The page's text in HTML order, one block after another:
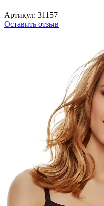
Артикул: 31157
Оставить отзыв